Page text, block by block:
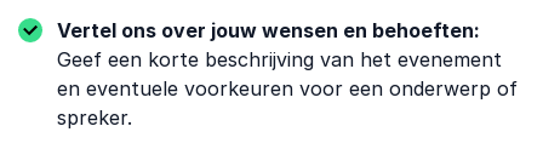
Vertel ons over jouw wensen en behoeften:
Geef een korte beschrijving van het evenement
en eventuele voorkeuren voor een onderwerp of
spreker.